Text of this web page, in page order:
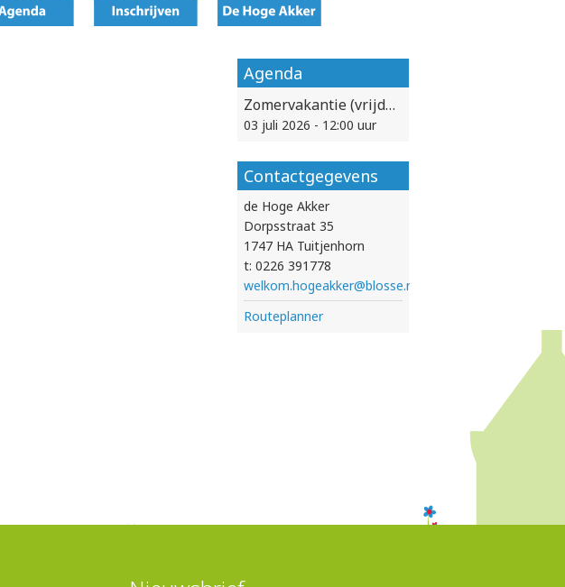
Agenda
Zomervakantie (vrijdag 3 juli vanaf 12:00 uur vrij)
03 juli 2026 - 12:00 uur
Contactgegevens
de Hoge Akker
Dorpsstraat 35
1747 HA Tuitjenhorn
t: 0226 391778
welkom.hogeakker@blosse.nl
Routeplanner